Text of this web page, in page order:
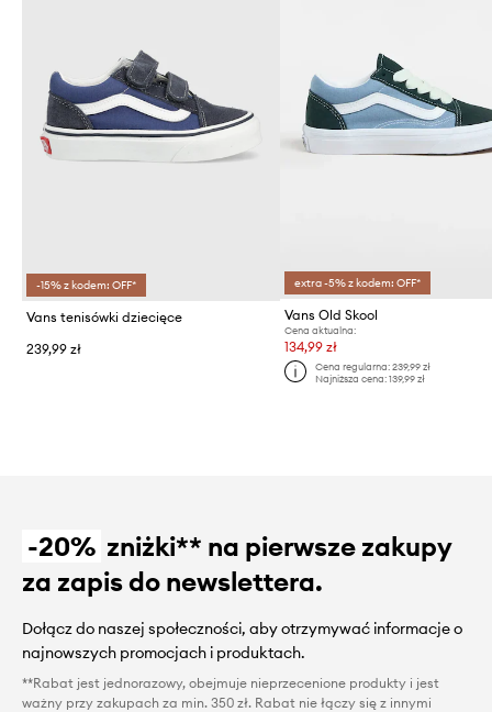
-15% z kodem: OFF*
Vans tenisówki dziecięce
239,99 zł
extra -5% z kodem: OFF*
Vans Old Skool
Cena aktualna:
134,99 zł
Cena regularna: 239,99 zł
Najniższa cena: 139,99 zł
-20% zniżki** na pierwsze zakupy
za zapis do newslettera.
Dołącz do naszej społeczności, aby otrzymywać informacje o
najnowszych promocjach i produktach.
**Rabat jest jednorazowy, obejmuje nieprzecenione produkty i jest
ważny przy zakupach za min. 350 zł. Rabat nie łączy się z innymi